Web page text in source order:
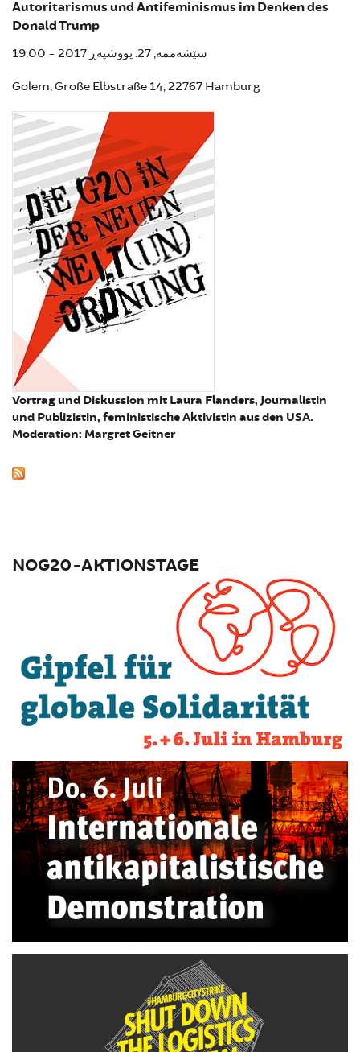
Autoritarismus und Antifeminismus im Denken des
Donald Trump
سێشەممە, 27. پووشپەڕ 2017 - 19:00
Golem, Große Elbstraße 14, 22767 Hamburg
Vortrag und Diskussion mit Laura Flanders, Journalistin
und Publizistin, feministische Aktivistin aus den USA.
Moderation: Margret Geitner
NOG20-AKTIONSTAGE